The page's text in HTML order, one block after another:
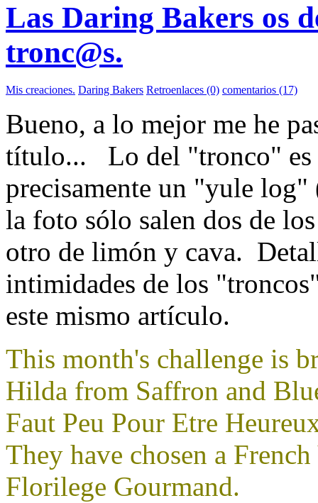
Las Daring Bakers os
tronc@s.
Mis creaciones. Daring Bakers Retroenlaces (0) comentarios (17)
Bueno, a lo mejor me he
título... Lo del "tronco" es
precisamente un "yule
la foto sólo salen dos de
otro de limón y cava.
intimidades de los
este mismo artículo.
This month's challenge is
Hilda from Saffron and
Faut Peu Pour Etre
They have chosen a
Florilege Gourmand.